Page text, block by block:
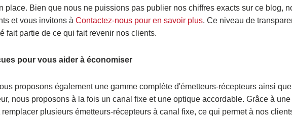
place. Bien que nous ne puissions pas publier nos chiffres exacts sur ce blog,
et vous invitons à Contactez-nous pour en savoir plus. Ce niveau de
fait partie de ce qui fait revenir nos clients.
pour vous aider à économiser
proposons également une gamme complète d'émetteurs-récepteurs ainsi
nous proposons à la fois un canal fixe et une optique accordable. Grâce à
plusieurs émetteurs-récepteurs à canal fixe, ce qui permet à nos